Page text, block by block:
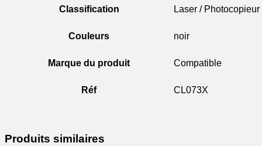
Classification Laser / Photocopieur
Couleurs noir
Marque du produit Compatible
Réf CL073X
Produits similaires